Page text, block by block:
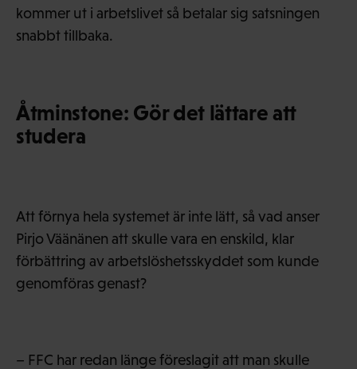
kommer ut i arbetslivet så betalar sig satsningen
snabbt tillbaka.
Åtminstone: Gör det lättare att
studera
Att förnya hela systemet är inte lätt, så vad anser
Pirjo Väänänen att skulle vara en enskild, klar
förbättring av arbetslöshetsskyddet som kunde
genomföras genast?
– FFC har redan länge föreslagit att man skulle